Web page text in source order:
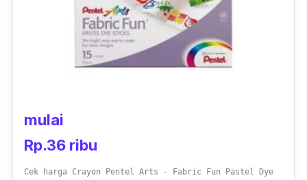
mulai
Rp.36 ribu
Cek harga Crayon Pentel Arts - Fabric Fun Pastel Dye